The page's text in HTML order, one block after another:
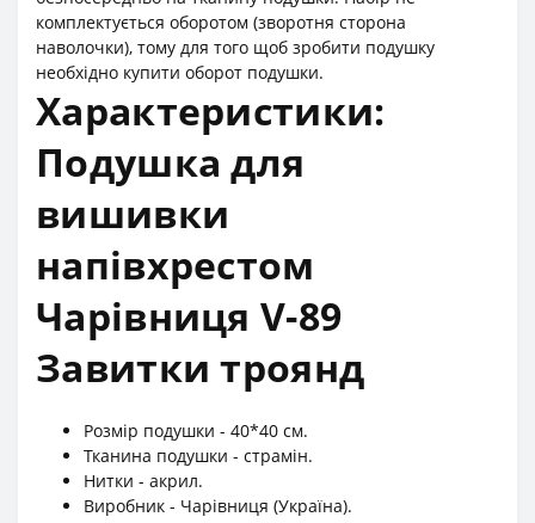
комплектується оборотом (зворотня сторона
наволочки), тому для того щоб зробити подушку
необхідно купити оборот подушки.
Характеристики:
Подушка для
вишивки
напівхрестом
Чарівниця V-89
Завитки троянд
Розмір подушки - 40*40 см.
Тканина подушки - страмін.
Нитки - акрил.
Виробник - Чарівниця (Україна).